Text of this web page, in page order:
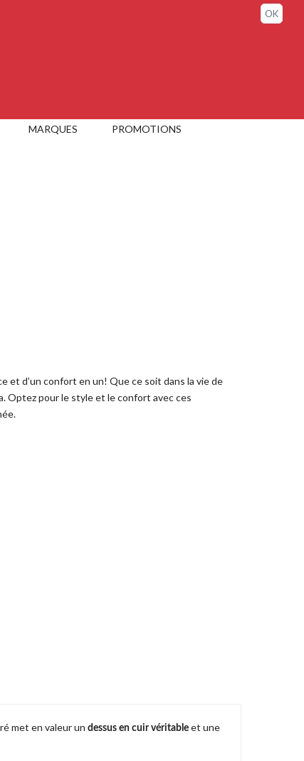
MARQUES PROMOTIONS
OK
et d’un confort en un! Que ce soit dans la vie de
Optez pour le style et le confort avec ces
met en valeur un dessus en cuir véritable et une